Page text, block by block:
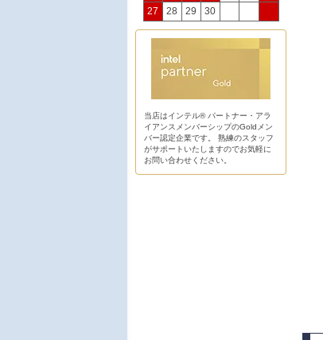
27
28 29 30
当店はインテル® パートナー・アラ
イアンスメンバーシップのGoldメン
バー認定企業です。 熟練のスタッフ
がサポートいたしますのでお気軽に
お問い合わせください。